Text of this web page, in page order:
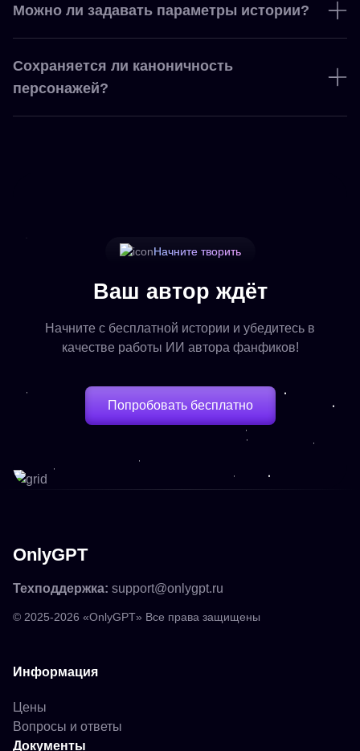
Можно ли задавать параметры истории?
Сохраняется ли каноничность
персонажей?
Начните творить
Ваш автор ждёт
Начните с бесплатной истории и убедитесь в
качестве работы ИИ автора фанфиков!
Попробовать бесплатно
OnlyGPT
Техподдержка: support@onlygpt.ru
© 2025-2026 «OnlyGPT» Все права защищены
Информация
Цены
Вопросы и ответы
Документы